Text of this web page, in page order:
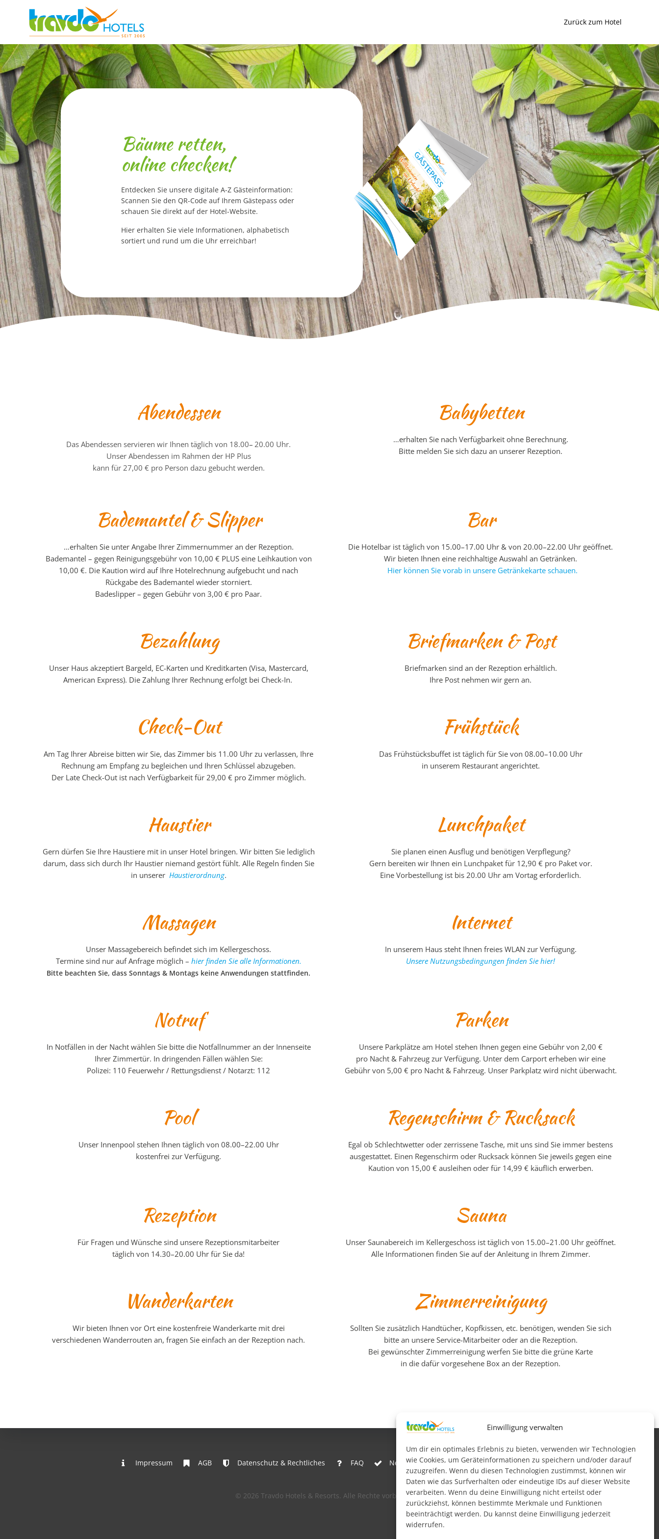
Einwilligung verwalten
Um dir ein optimales Erlebnis zu bieten, verwenden wir Technologien
wie Cookies, um Geräteinformationen zu speichern und/oder darauf
zuzugreifen. Wenn du diesen Technologien zustimmst, können wir
Daten wie das Surfverhalten oder eindeutige IDs auf dieser Website
verarbeiten. Wenn du deine Einwilligung nicht erteilst oder
zurückziehst, können bestimmte Merkmale und Funktionen
beeinträchtigt werden. Du kannst deine Einwilligung jederzeit
widerrufen.
Zurück zum Hotel
Bäume retten,
online checken!
Entdecken Sie unsere digitale A-Z Gästeinformation:
Scannen Sie den QR-Code auf Ihrem Gästepass oder
schauen Sie direkt auf der Hotel-Website.
Hier erhalten Sie viele Informationen, alphabetisch
sortiert und rund um die Uhr erreichbar!
Abendessen
Das Abendessen servieren wir Ihnen täglich von 18.00– 20.00 Uhr.
Unser Abendessen im Rahmen der HP Plus
kann für 27,00 € pro Person dazu gebucht werden.
Babybetten
…erhalten Sie nach Verfügbarkeit ohne Berechnung.
Bitte melden Sie sich dazu an unserer Rezeption.
Bademantel & Slipper
…erhalten Sie unter Angabe Ihrer Zimmernummer an der Rezeption.
Bademantel – gegen Reinigungsgebühr von 10,00 € PLUS eine Leihkaution von
10,00 €. Die Kaution wird auf Ihre Hotelrechnung aufgebucht und nach
Rückgabe des Bademantel wieder storniert.
Badeslipper – gegen Gebühr von 3,00 € pro Paar.
Bar
Die Hotelbar ist täglich von 15.00–17.00 Uhr & von 20.00–22.00 Uhr geöffnet.
Wir bieten Ihnen eine reichhaltige Auswahl an Getränken.
Hier können Sie vorab in unsere Getränkekarte schauen.
Bezahlung
Unser Haus akzeptiert Bargeld, EC-Karten und Kreditkarten (Visa, Mastercard,
American Express). Die Zahlung Ihrer Rechnung erfolgt bei Check-In.
Briefmarken & Post
Briefmarken sind an der Rezeption erhältlich.
Ihre Post nehmen wir gern an.
Check-Out
Am Tag Ihrer Abreise bitten wir Sie, das Zimmer bis 11.00 Uhr zu verlassen, Ihre
Rechnung am Empfang zu begleichen und Ihren Schlüssel abzugeben.
Der Late Check-Out ist nach Verfügbarkeit für 29,00 € pro Zimmer möglich.
Frühstück
Das Frühstücksbuffet ist täglich für Sie von 08.00–10.00 Uhr
in unserem Restaurant angerichtet.
Haustier
Gern dürfen Sie Ihre Haustiere mit in unser Hotel bringen. Wir bitten Sie lediglich
darum, dass sich durch Ihr Haustier niemand gestört fühlt. Alle Regeln finden Sie
in unserer Haustierordnung.
Lunchpaket
Sie planen einen Ausflug und benötigen Verpflegung?
Gern bereiten wir Ihnen ein Lunchpaket für 12,90 € pro Paket vor.
Eine Vorbestellung ist bis 20.00 Uhr am Vortag erforderlich.
Massagen
Unser Massagebereich befindet sich im Kellergeschoss.
Termine sind nur auf Anfrage möglich – hier finden Sie alle Informationen.
Bitte beachten Sie, dass Sonntags & Montags keine Anwendungen stattfinden.
Internet
In unserem Haus steht Ihnen freies WLAN zur Verfügung.
Unsere Nutzungsbedingungen finden Sie hier!
Notruf
In Notfällen in der Nacht wählen Sie bitte die Notfallnummer an der Innenseite
Ihrer Zimmertür. In dringenden Fällen wählen Sie:
Polizei: 110 Feuerwehr / Rettungsdienst / Notarzt: 112
Parken
Unsere Parkplätze am Hotel stehen Ihnen gegen eine Gebühr von 2,00 €
pro Nacht & Fahrzeug zur Verfügung. Unter dem Carport erheben wir eine
Gebühr von 5,00 € pro Nacht & Fahrzeug. Unser Parkplatz wird nicht überwacht.
Pool
Unser Innenpool stehen Ihnen täglich von 08.00–22.00 Uhr
kostenfrei zur Verfügung.
Regenschirm & Rucksack
Egal ob Schlechtwetter oder zerrissene Tasche, mit uns sind Sie immer bestens
ausgestattet. Einen Regenschirm oder Rucksack können Sie jeweils gegen eine
Kaution von 15,00 € ausleihen oder für 14,99 € käuflich erwerben.
Rezeption
Für Fragen und Wünsche sind unsere Rezeptionsmitarbeiter
täglich von 14.30–20.00 Uhr für Sie da!
Sauna
Unser Saunabereich im Kellergeschoss ist täglich von 15.00–21.00 Uhr geöffnet.
Alle Informationen finden Sie auf der Anleitung in Ihrem Zimmer.
Wanderkarten
Wir bieten Ihnen vor Ort eine kostenfreie Wanderkarte mit drei
verschiedenen Wanderrouten an, fragen Sie einfach an der Rezeption nach.
Zimmerreinigung
Sollten Sie zusätzlich Handtücher, Kopfkissen, etc. benötigen, wenden Sie sich
bitte an unsere Service-Mitarbeiter oder an die Rezeption.
Bei gewünschter Zimmerreinigung werfen Sie bitte die grüne Karte
in die dafür vorgesehene Box an der Rezeption.
Impressum AGB Datenschutz & Rechtliches FAQ Newsletteranmeldung Barrierefreiheit
© 2026 Travdo Hotels & Resorts. Alle Rechte vorbehalten.
Wo sind die besten Hotels in Deutschland?